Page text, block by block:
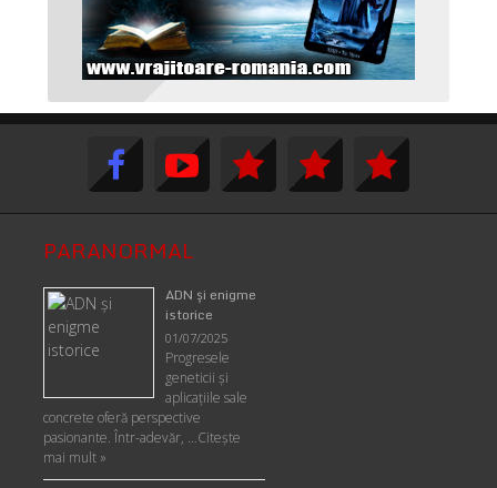
PARANORMAL
ADN şi enigme
istorice
01/07/2025
Progresele
geneticii şi
aplicaţiile sale
concrete oferă perspective
pasionante. Într-adevăr, …Citește
mai mult »